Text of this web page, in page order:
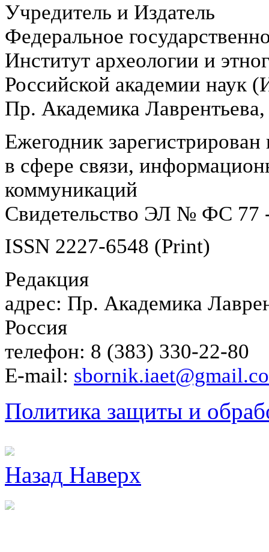
Учредитель и Издатель
Федеральное
Институт археологии и
Российской академии
Пр. Академика
Ежегодник
в сфере связи,
коммуникаций
Свидетельство ЭЛ № ФС 77
ISSN 2227-6548 (Print)
Редакция
адрес: Пр. Академика
Россия
телефон: 8 (383) 330-22-80
E-mail:
Политика защиты и
Назад Наверх